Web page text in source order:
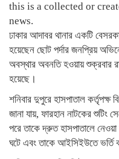
this is a collected or
news.
ঢাকার আদাবর থানার একটি
হয়েছেন ছোট পর্দার জনপ্রিয়
অবস্থার অবনতি হওয়ায় শুক্রবার
হয়েছে।
শনিবার দুপুরে হাসপাতাল কর্তৃপক্ষ
জানা যায়, ফারহান নাটকের
পরে তাকে দ্রুত হাসপাতালে
ঘটে এবং তাকে আইসিইউতে ভর্তি